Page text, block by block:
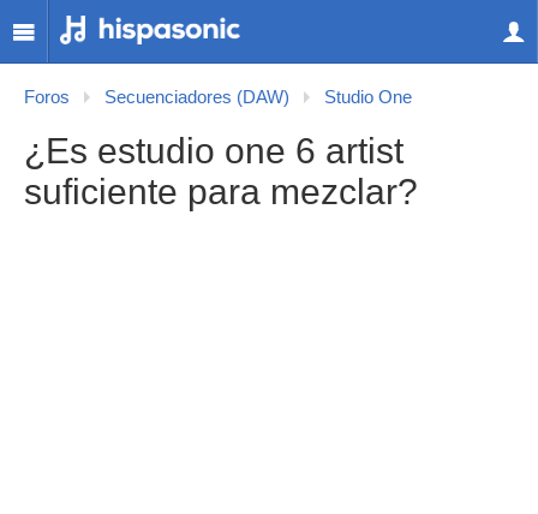
Foros Secuenciadores (DAW) Studio One
¿Es estudio one 6 artist
suficiente para mezclar?